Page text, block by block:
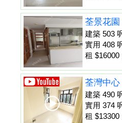
荃景花園
建築 503
實用 408
租 $16000
荃灣中
建築 490
實用 374
租 $13300